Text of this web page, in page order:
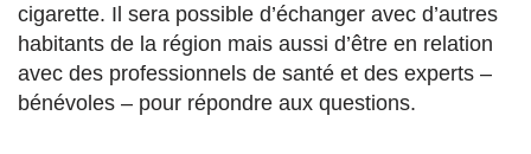
cigarette. Il sera possible d’échanger avec d’autres
habitants de la région mais aussi d’être en relation
avec des professionnels de santé et des experts –
bénévoles – pour répondre aux questions.